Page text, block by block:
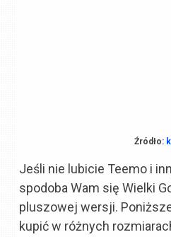
Źródło:
Jeśli nie lubicie Teemo i
spodoba Wam się Wielki
pluszowej wersji.
kupić w różnych